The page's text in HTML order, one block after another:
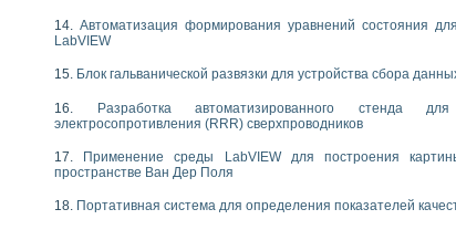
одномерных сигналов на основе алгоритма
INSTRUMENTS в операционной системе LINUX
принципа действия универсального цифрового вольтметра
принимаемых решений в среде LabVIEW
«Моделирование систем» и «Автоматизация проектирования систем и
информационно-измерительным системам (ИИС)
теории Коммутации
Автоматизация формирования уравнений состояния
LabVIEW
Блок гальванической развязки для устройства сбора
Разработка автоматизированного стенда
электросопротивления (RRR) сверхпроводников
Применение среды LabVIEW для построения
пространстве Ван Дер Поля
Портативная система для определения показателей